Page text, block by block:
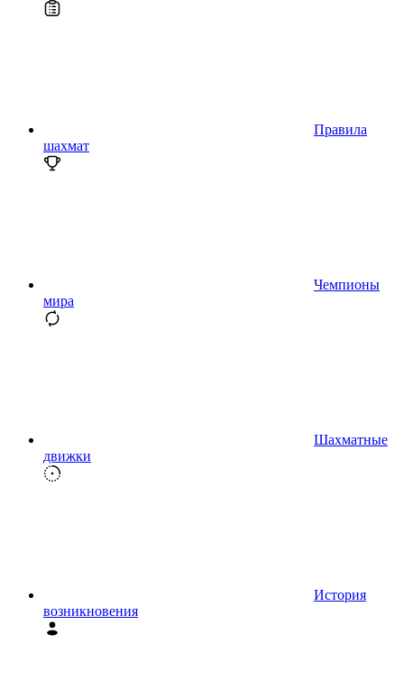
Правила
шахмат
Чемпионы
мира
Шахматные
движки
История
возникновения